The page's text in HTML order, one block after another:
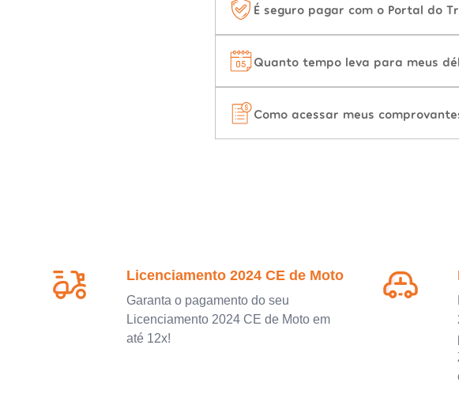
É seguro pagar com o Portal do
Quanto tempo leva para meus
Como acessar meus
Licenciamento 2024 CE de Moto
Garanta o pagamento do seu
Licenciamento 2024 CE de Moto em
até 12x!